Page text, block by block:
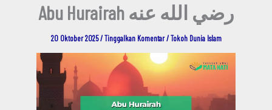
Abu Hurairah رضي الله عنه
20 Oktober 2025/Tinggalkan Komentar /Tokoh Dunia Islam